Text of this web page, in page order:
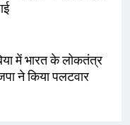
में भारत के लोकतंत्र
ने किया पलटवार
पर करने की मांग तेज